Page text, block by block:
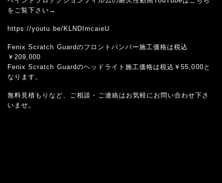
をご覧下さい→
https://youtu.be/KLNDImcaieU
Fenix Scratch Guardのフロントバンパー施工価格は税込
￥209,000
Fenix Scratch Guardのヘッドライト施工価格は税込￥55,000と
なります。
無料見積もりなど、ご相談・ご連絡はお気軽にお問い合わせ下さ
いませ。